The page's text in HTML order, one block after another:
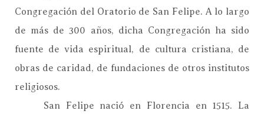
Congregación del Oratorio de San Felipe. A lo largo
de más de 300 años, dicha Congregación ha sido
fuente de vida espiritual, de cultura cristiana, de
obras de caridad, de fundaciones de otros institutos
religiosos.
San Felipe nació en Florencia en 1515. La